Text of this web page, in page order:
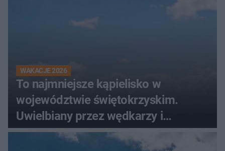
WAKACJE 2026
To najmniejsze kąpielisko w
województwie świętokrzyskim.
Uwielbiany przez wędkarzy i
turystów